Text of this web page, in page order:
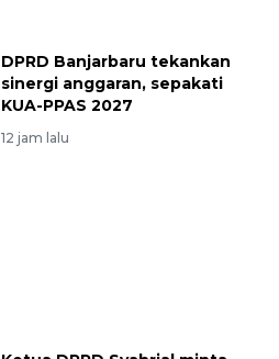
DPRD Banjarbaru tekankan
sinergi anggaran, sepakati
KUA-PPAS 2027
12 jam lalu